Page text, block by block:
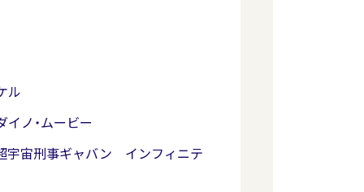
ル
ノ・ムービー
宇宙刑事ギャバン インフィニテ